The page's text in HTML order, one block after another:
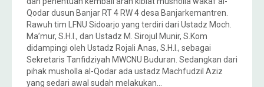
Qodar dusun Banjar RT 4 RW 4 desa Banjarkemantren.
Rawuh tim LFNU Sidoarjo yang terdiri dari Ustadz Moch.
Ma’mur, S.H.I., dan Ustadz M. Sirojul Munir, S.Kom
didampingi oleh Ustadz Rojali Anas, S.H.I., sebagai
Sekretaris Tanfidziyah MWCNU Buduran. Sedangkan dari
pihak musholla al-Qodar ada ustadz Machfudzil Aziz
yang sedari awal sudah melakukan…